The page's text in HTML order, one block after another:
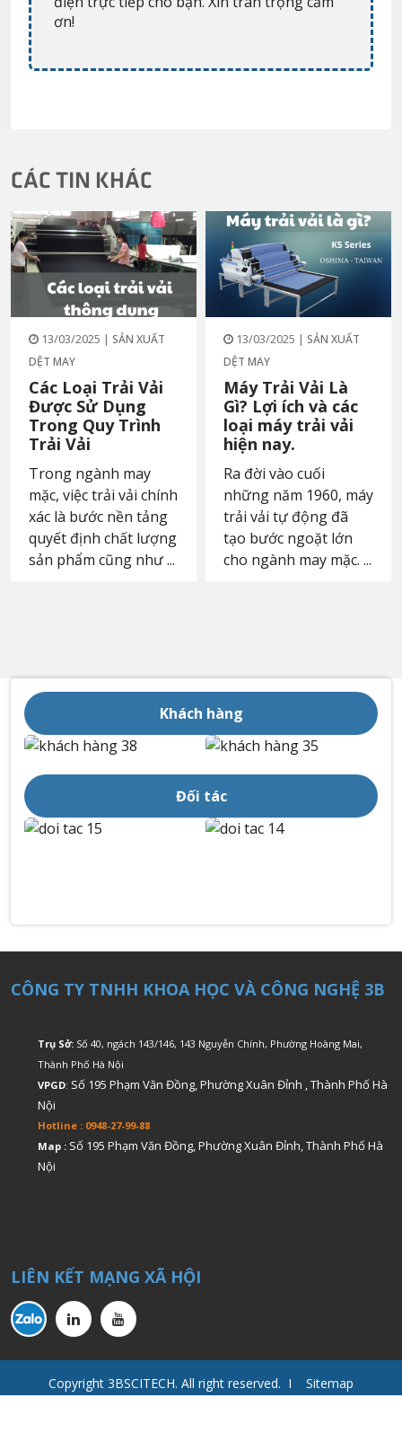
ơn!
CÁC TIN KHÁC
13/03/2025 | SẢN XUẤT
DỆT MAY
Các Loại Trải Vải
Được Sử Dụng
Trong Quy Trình
Trải Vải
Trong ngành may
mặc, việc trải vải chính
xác là bước nền tảng
quyết định chất lượng
sản phẩm cũng như ...
13/03/2025 | SẢN XUẤT
DỆT MAY
Máy Trải Vải Là
Gì? Lợi ích và các
loại máy trải vải
hiện nay.
Ra đời vào cuối
những năm 1960, máy
trải vải tự động đã
tạo bước ngoặt lớn
cho ngành may mặc. ...
Khách hàng
Đối tác
CÔNG TY TNHH KHOA HỌC VÀ CÔNG NGHỆ 3B
Trụ Sở: Số 40, ngách 143/146, 143 Nguyễn Chính, Phường Hoàng Mai,
Thành Phố Hà Nội
VPGD: Số 195 Phạm Văn Đồng, Phường Xuân Đỉnh , Thành Phố Hà
Nội
Hotline : 0948-27-99-88
Map : Số 195 Phạm Văn Đồng, Phường Xuân Đỉnh, Thành Phố Hà
Nội
LIÊN KẾT MẠNG XÃ HỘI
Copyright 3BSCITECH. All right reserved. I Sitemap